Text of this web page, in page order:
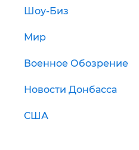
Шоу-Биз
Мир
Военное Обозрение
Новости Донбасса
США